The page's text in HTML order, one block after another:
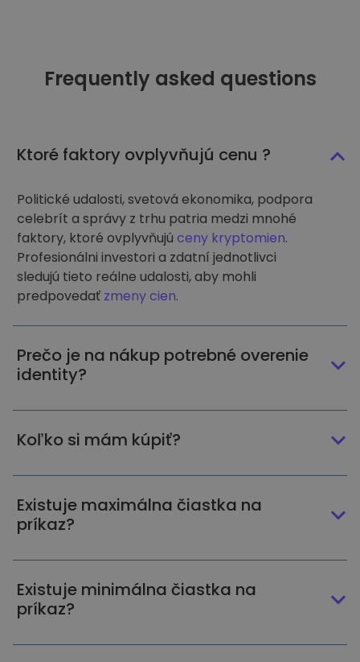
Frequently asked questions
Ktoré faktory ovplyvňujú cenu ?
Politické udalosti, svetová ekonomika, podpora
celebrít a správy z trhu patria medzi mnohé
faktory, ktoré ovplyvňujú ceny kryptomien.
Profesionálni investori a zdatní jednotlivci
sledujú tieto reálne udalosti, aby mohli
predpovedať zmeny cien.
Prečo je na nákup potrebné overenie
identity?
Koľko si mám kúpiť?
Existuje maximálna čiastka na
príkaz?
Existuje minimálna čiastka na
príkaz?